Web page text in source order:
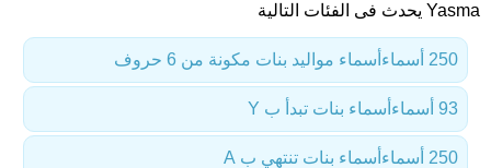
Yasma يحدث فى الفئات التالية
أسماء مواليد بنات مكونة من 6 حروف 250 أسماء
أسماء بنات تبدأ ب Y 93 أسماء
أسماء بنات تنتهي ب A 250 أسماء